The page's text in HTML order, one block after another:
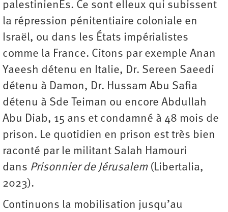
palestinienEs. Ce sont elleux qui subissent
la répression pénitentiaire coloniale en
Israël, ou dans les États impérialistes
comme la France. Citons par exemple Anan
Yaeesh détenu en Italie, Dr. Sereen Saeedi
détenu à Damon, Dr. Hussam Abu Safia
détenu à Sde Teiman ou encore Abdullah
Abu Diab, 15 ans et condamné à 48 mois de
prison. Le quotidien en prison est très bien
raconté par le militant Salah Hamouri
dans Prisonnier de Jérusalem (Libertalia,
2023).
Continuons la mobilisation jusqu’au